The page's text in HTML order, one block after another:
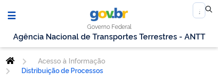
Governo Federal
Agência Nacional de Transportes Terrestres - ANTT
Acesso à Informação
Distribuição de Processos